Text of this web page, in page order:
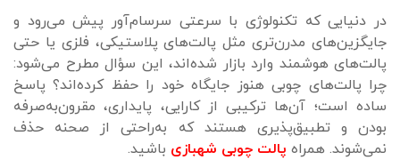
در دنیایی که تکنولوژی با سرعتی سرسام‌آور پیش می‌رود و
جایگزین‌های مدرن‌تری مثل پالت‌های پلاستیکی، فلزی یا حتی
پالت‌های هوشمند وارد بازار شده‌اند، این سؤال مطرح می‌شود:
چرا پالت‌های چوبی هنوز جایگاه خود را حفظ کرده‌اند؟ پاسخ
ساده است؛ آن‌ها ترکیبی از کارایی، پایداری، مقرون‌به‌صرفه
بودن و تطبیق‌پذیری هستند که به‌راحتی از صحنه حذف
نمی‌شوند. همراه پالت چوبی شهبازی باشید.